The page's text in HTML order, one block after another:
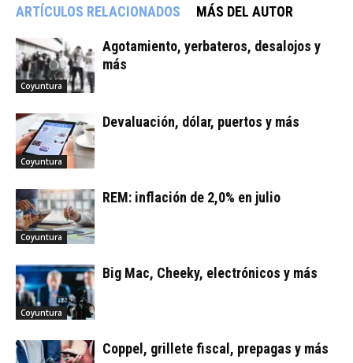
ARTÍCULOS RELACIONADOS MÁS DEL AUTOR
Coyuntura
Agotamiento, yerbateros, desalojos y
más
Coyuntura
Devaluación, dólar, puertos y más
Coyuntura
REM: inflación de 2,0% en julio
Coyuntura
Big Mac, Cheeky, electrónicos y más
Coppel, grillete fiscal, prepagas y más